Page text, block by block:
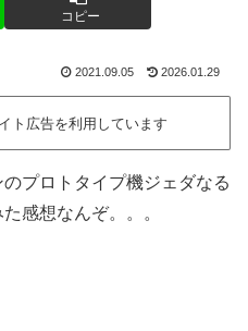
コピー
2021.09.05 2026.01.29
ト広告を利用しています
プロトタイプ機ジェダなる
感想なんぞ。。。